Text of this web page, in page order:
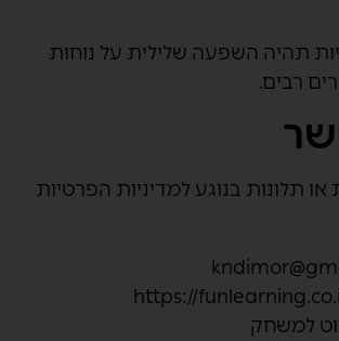
תהיה השפעה שלילית על נוחות
רבים.
תלונות בנוגע למדיניות הפרטיות
למשחק